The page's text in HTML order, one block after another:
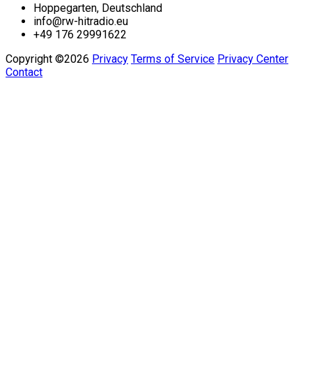
Hoppegarten, Deutschland
info@rw-hitradio.eu
+49 176 29991622
Copyright ©2026 Privacy Terms of Service Privacy Center
Contact